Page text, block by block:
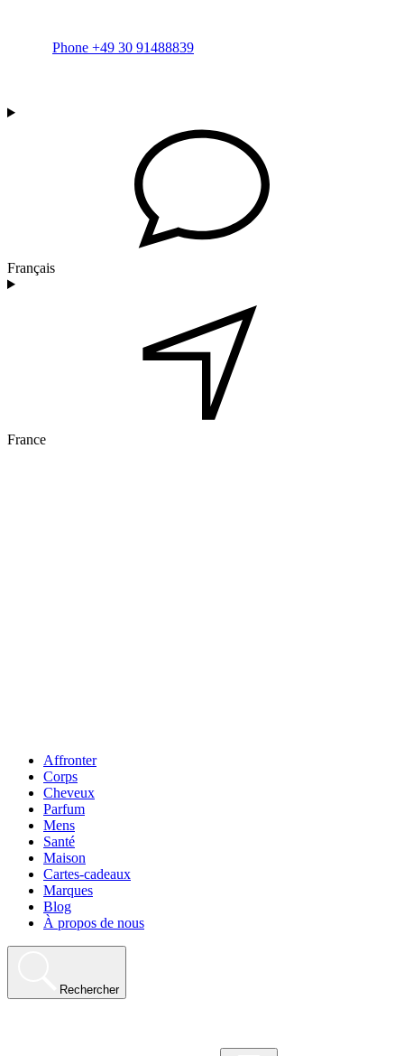
Phone +49 30 91488839
Français
France
Affronter
Corps
Cheveux
Parfum
Mens
Santé
Maison
Cartes-cadeaux
Marques
Blog
À propos de nous
Rechercher